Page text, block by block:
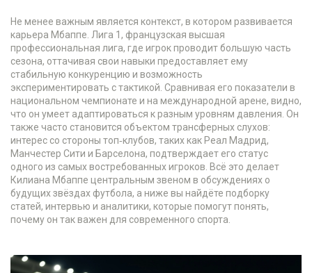
Не менее важным является контекст, в котором развивается
карьера Мбаппе. Лига 1 , французская высшая
профессиональная лига, где игрок проводит большую часть
сезона, оттачивая свои навыки предоставляет ему
стабильную конкуренцию и возможность
экспериментировать с тактикой. Сравнивая его показатели в
национальном чемпионате и на международной арене, видно,
что он умеет адаптироваться к разным уровням давления. Он
также часто становится объектом трансферных слухов:
интерес со стороны топ‑клубов, таких как Реал Мадрид,
Манчестер Сити и Барселона, подтверждает его статус
одного из самых востребованных игроков. Всё это делает
Килиана Мбаппе центральным звеном в обсуждениях о
будущих звёздах футбола, а ниже вы найдёте подборку
статей, интервью и аналитики, которые помогут понять,
почему он так важен для современного спорта.